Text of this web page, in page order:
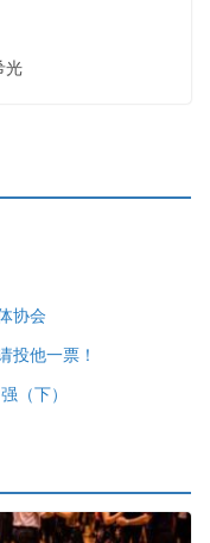
光
协会
投他一票！
（下）